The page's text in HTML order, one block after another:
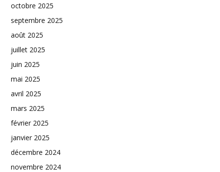
octobre 2025
septembre 2025
août 2025
juillet 2025
juin 2025
mai 2025
avril 2025
mars 2025
février 2025
janvier 2025
décembre 2024
novembre 2024